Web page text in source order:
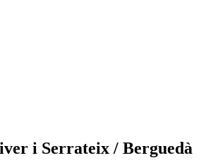
i Serrateix / Berguedà